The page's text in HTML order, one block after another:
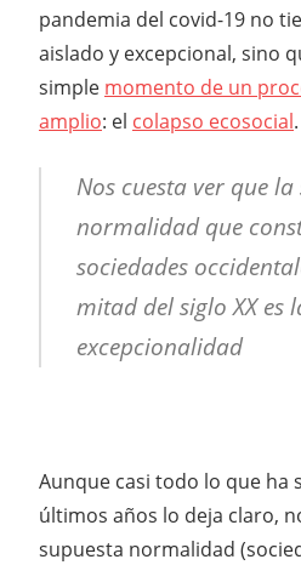
pandemia del covid-19 no
aislado y excepcional, sino
simple momento de un
amplio: el colapso ecosocial.
Nos cuesta ver que la
normalidad que
sociedades
mitad del siglo XX es
excepcionalidad
Aunque casi todo lo que ha
últimos años lo deja claro,
supuesta normalidad